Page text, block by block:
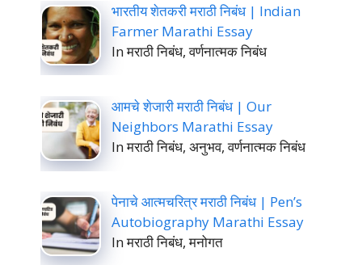
भारतीय शेतकरी मराठी निबंध | Indian
Farmer Marathi Essay
In मराठी निबंध, वर्णनात्मक निबंध
आमचे शेजारी मराठी निबंध | Our
Neighbors Marathi Essay
In मराठी निबंध, अनुभव, वर्णनात्मक निबंध
पेनाचे आत्मचरित्र मराठी निबंध | Pen’s
Autobiography Marathi Essay
In मराठी निबंध, मनोगत